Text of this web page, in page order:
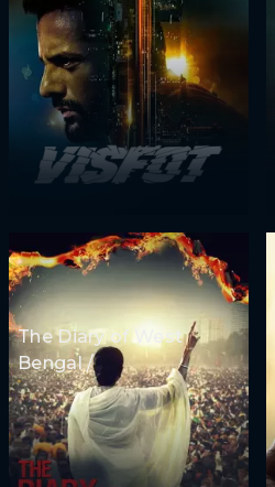
The Diary of West
Bengal /